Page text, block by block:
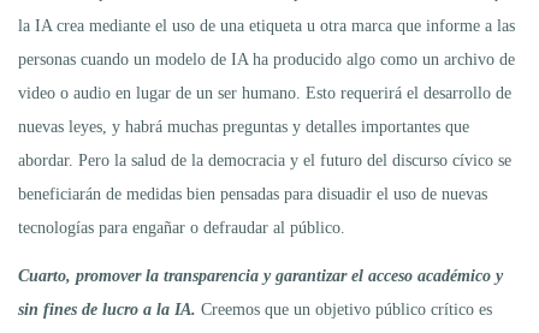
la IA crea mediante el uso de una etiqueta u otra marca que informe a las
personas cuando un modelo de IA ha producido algo como un archivo de
video o audio en lugar de un ser humano. Esto requerirá el desarrollo de
nuevas leyes, y habrá muchas preguntas y detalles importantes que
abordar. Pero la salud de la democracia y el futuro del discurso cívico se
beneficiarán de medidas bien pensadas para disuadir el uso de nuevas
tecnologías para engañar o defraudar al público.
Cuarto, promover la transparencia y garantizar el acceso académico y
sin fines de lucro a la IA. Creemos que un objetivo público crítico es